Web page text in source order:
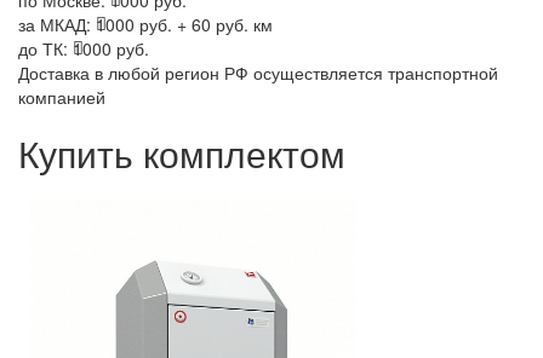
за МКАД: 1000 руб. + 60 руб. км
до ТК: 1000 руб.
Доставка в любой регион РФ осуществляется транспортной
компанией
Купить комплектом